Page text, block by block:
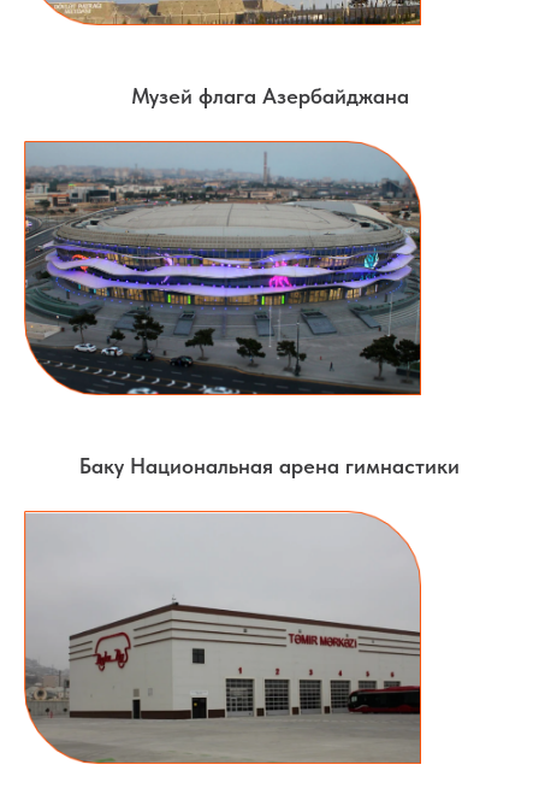
Музей флага Азербайджана
Баку Национальная арена гимнастики